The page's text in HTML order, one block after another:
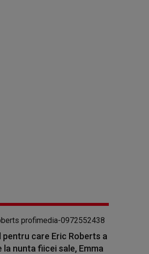
pentru care Eric Roberts a
la nunta fiicei sale, Emma